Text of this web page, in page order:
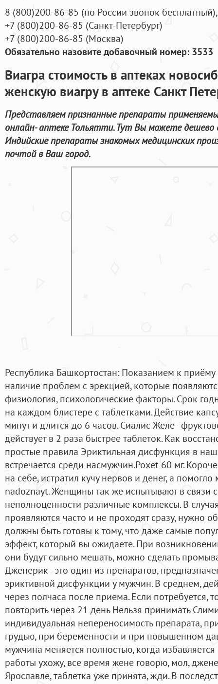
8 (800)200-86-85 (по России звонок бесплатный),
+7 (800)200-86-85 (Санкт-Петербург)
+7 (800)200-86-85 (Москва)
Обязательно назовите добавочный номер: 3533
Виагра стоимость в аптеках
женскую виагру в аптеке Санкт
Представляем признанные препараты
онлайн- аптеке Тольятти. Тут Вы можете
Индийские препараты знакомых медицинских
почтой в Ваш город.
Республика Башкортостан: Показанием к приёму
наличие проблем с эрекцией, которые
физиология, психологические факторы. Срок
на каждом блистере с таблетками. Действие
минут и длится до 6 часов. Сиалис Желе -
действует в 2 раза быстрее таблеток. Как
простые правила Эриктильная дисфункция в
встречается среди насмужчин.Poxet 60 мг.
на себе, истратил кучу нервов и денег, а помогло
nadoznayt. Женщины так же испытывают в связи
неполноценности различные комплексы. В
проявляются часто и не проходят сразу, нужно
должны быть готовы к тому, что даже самые
эффект, который вы ожидаете. При
они будут сильно мешать, можно сделать
Дженерик - это один из препаратов,
эриктивной дисфункции у мужчин. В среднем,
через полчаса после приема. Если потребуется,
повторить через 21 день Нельзя принимать
индивидуальная непереносимость препарата,
грудью, при беременности и при повышенном
мужчина меняется полностью, когда избавляется
работы ухожу, все время жене говорю, мол,
Ярославле, таблетка уже принята, жди. В